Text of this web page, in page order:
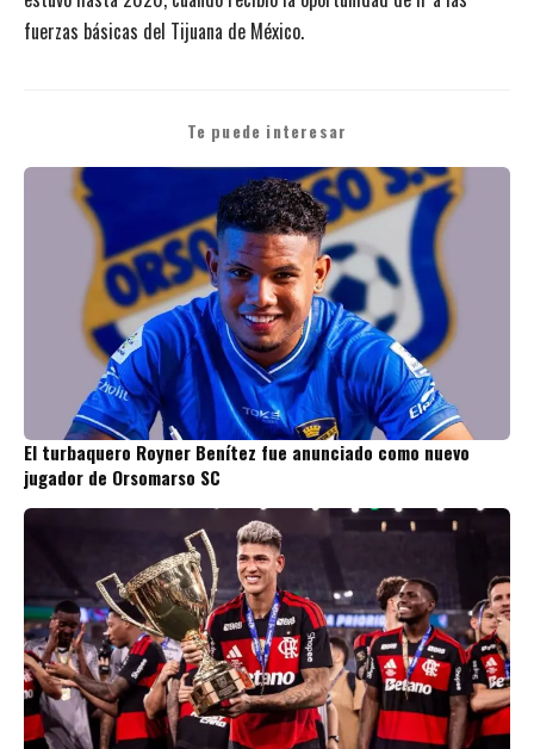
fuerzas básicas del Tijuana de México.
Te puede interesar
El turbaquero Royner Benítez fue anunciado como nuevo
jugador de Orsomarso SC